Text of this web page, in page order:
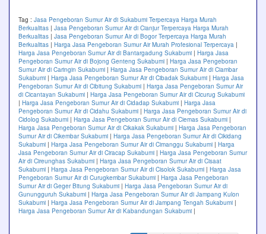
Tag : Jasa Pengeboran Sumur Air di Sukabumi Terpercaya Harga Murah
Berkualitas | Jasa Pengeboran Sumur Air di Cianjur Terpercaya Harga Murah
Berkualitas | Jasa Pengeboran Sumur Air di Bogor Terpercaya Harga Murah
Berkualitas | Harga Jasa Pengeboran Sumur Air Murah Profesional Terpercaya |
Harga Jasa Pengeboran Sumur Air di Bantargadung Sukabumi | Harga Jasa
Pengeboran Sumur Air di Bojong Genteng Sukabumi | Harga Jasa Pengeboran
Sumur Air di Caringin Sukabumi | Harga Jasa Pengeboran Sumur Air di Ciambar
Sukabumi | Harga Jasa Pengeboran Sumur Air di Cibadak Sukabumi | Harga Jasa
Pengeboran Sumur Air di Cibitung Sukabumi | Harga Jasa Pengeboran Sumur Air
di Cicantayan Sukabumi | Harga Jasa Pengeboran Sumur Air di Cicurug Sukabumi
| Harga Jasa Pengeboran Sumur Air di Cidadap Sukabumi | Harga Jasa
Pengeboran Sumur Air di Cidahu Sukabumi | Harga Jasa Pengeboran Sumur Air di
Cidolog Sukabumi | Harga Jasa Pengeboran Sumur Air di Ciemas Sukabumi |
Harga Jasa Pengeboran Sumur Air di Cikakak Sukabumi | Harga Jasa Pengeboran
Sumur Air di Cikembar Sukabumi | Harga Jasa Pengeboran Sumur Air di Cikidang
Sukabumi | Harga Jasa Pengeboran Sumur Air di Cimanggu Sukabumi | Harga
Jasa Pengeboran Sumur Air di Ciracap Sukabumi | Harga Jasa Pengeboran Sumur
Air di Cireunghas Sukabumi | Harga Jasa Pengeboran Sumur Air di Cisaat
Sukabumi | Harga Jasa Pengeboran Sumur Air di Cisolok Sukabumi | Harga Jasa
Pengeboran Sumur Air di Curugkembar Sukabumi | Harga Jasa Pengeboran
Sumur Air di Geger Bitung Sukabumi | Harga Jasa Pengeboran Sumur Air di
Gunungguruh Sukabumi | Harga Jasa Pengeboran Sumur Air di Jampang Kulon
Sukabumi | Harga Jasa Pengeboran Sumur Air di Jampang Tengah Sukabumi |
Harga Jasa Pengeboran Sumur Air di Kabandungan Sukabumi |